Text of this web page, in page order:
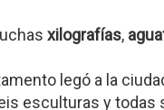
xilografías,
legó a la
esculturas y